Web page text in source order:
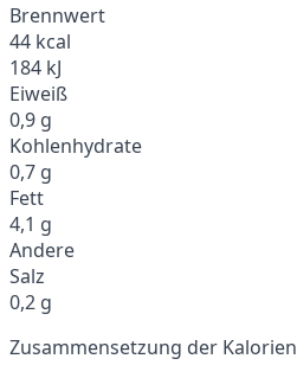
Brennwert
44 kcal
184 kJ
Eiweiß
0,9 g
Kohlenhydrate
0,7 g
Fett
4,1 g
Andere
Salz
0,2 g
Zusammensetzung der Kalorien